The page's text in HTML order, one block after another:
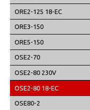
ORE2-125 18-EC
ORE3-150
ORE5-150
OSE2-70
OSE2-80 230V
OSE2-80 18-EC
OSE80-2